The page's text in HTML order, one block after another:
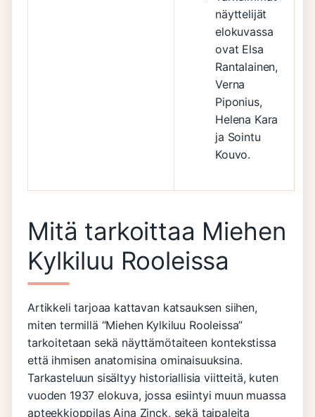
näyttelijät
elokuvassa
ovat Elsa
Rantalainen,
Verna
Piponius,
Helena Kara
ja Sointu
Kouvo.
Mitä tarkoittaa Miehen
Kylkiluu Rooleissa
Artikkeli tarjoaa kattavan katsauksen siihen,
miten termillä “Miehen Kylkiluu Rooleissa”
tarkoitetaan sekä näyttämötaiteen kontekstissa
että ihmisen anatomisina ominaisuuksina.
Tarkasteluun sisältyy historiallisia viitteitä, kuten
vuoden 1937 elokuva, jossa esiintyi muun muassa
apteekkioppilas Aina Zinck, sekä taipaleita